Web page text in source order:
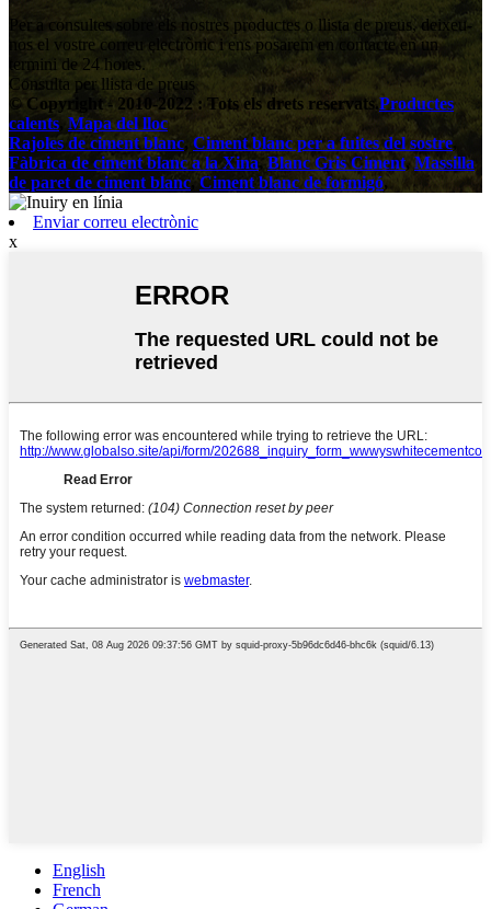
Per a consultes sobre els nostres productes o llista de preus, deixeu-
nos el vostre correu electrònic i ens posarem en contacte en un
termini de 24 hores.
Consulta per llista de preus
© Copyright - 2010-2022 : Tots els drets reservats.Productes
calents, Mapa del lloc
Rajoles de ciment blanc, Ciment blanc per a fuites del sostre,
Fàbrica de ciment blanc a la Xina, Blanc Gris Ciment, Massilla
de paret de ciment blanc, Ciment blanc de formigó,
Enviar correu electrònic
x
English
French